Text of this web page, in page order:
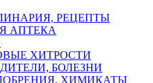
РЕЦЕПТЫ
АПТЕКА
ХИТРОСТИ
БОЛЕЗНИ
ХИМИКАТЫ